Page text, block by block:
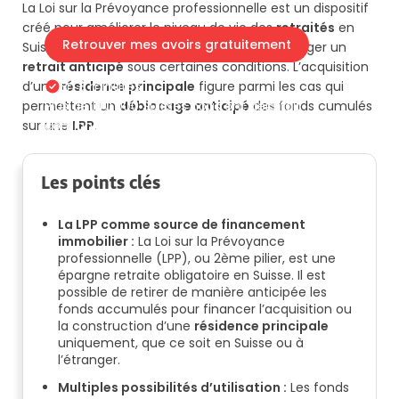
Retrouver mes avoirs gratuitement
En 3 minutes
Plus de 140'000 Suisses nous ont déjà fait
confiance.
La Loi sur la Prévoyance professionnelle est un dispositif
créé pour améliorer le niveau de vie desretraités en
Suisse. Il est possible pour les assurés d’envisager un
retrait anticipésous certaines conditions. L’acquisition
d’unerésidence principale figure parmi les cas qui
permettent un déblocage anticipé des fonds cumulés
sur une LPP.
Les points clés
La LPP comme source de financement
immobilier : La Loi sur la Prévoyance
professionnelle (LPP), ou 2ème pilier, est une
épargne retraite obligatoire en Suisse. Il est
possible de retirer de manière anticipée les
fonds accumulés pour financer l’acquisition ou
la construction d’une résidence principale
uniquement, que ce soit en Suisse ou à
l’étranger.
Multiples possibilités d’utilisation : Les fonds